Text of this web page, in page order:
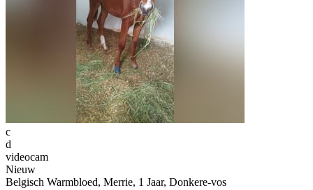
c
d
videocam
Nieuw
Belgisch Warmbloed, Merrie, 1 Jaar, Donkere-vos